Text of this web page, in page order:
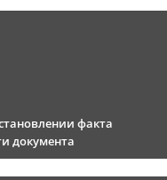
факта
документа